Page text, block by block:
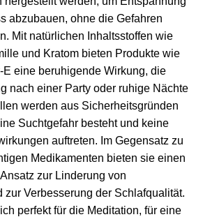
abzubauen, ohne die Gefahren
Mit natürlichen Inhaltsstoffen wie
und Kratom bieten Produkte wie
eine beruhigende Wirkung, die
nach einer Party oder ruhige Nächte
werden aus Sicherheitsgründen
Suchtgefahr besteht und keine
auftreten. Im Gegensatz zu
Medikamenten bieten sie einen
zur Linderung von
zur Verbesserung der Schlafqualität.
perfekt für die Meditation, für eine